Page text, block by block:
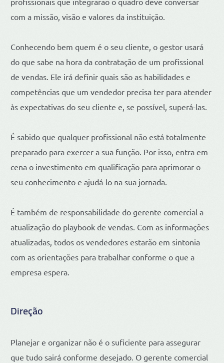
com a missão, visão e valores da instituição.
Conhecendo bem quem é o seu cliente, o gestor usará
do que sabe na hora da contratação de um profissional
de vendas. Ele irá definir quais são as habilidades e
competências que um vendedor precisa ter para atender
às expectativas do seu cliente e, se possível, superá-las.
É sabido que qualquer profissional não está totalmente
preparado para exercer a sua função. Por isso, entra em
cena o investimento em qualificação para aprimorar o
seu conhecimento e ajudá-lo na sua jornada.
É também de responsabilidade do gerente comercial a
atualização do playbook de vendas. Com as informações
atualizadas, todos os vendedores estarão em sintonia
com as orientações para trabalhar conforme o que a
empresa espera.
Direção
Planejar e organizar não é o suficiente para assegurar
que tudo sairá conforme desejado. O gerente comercial